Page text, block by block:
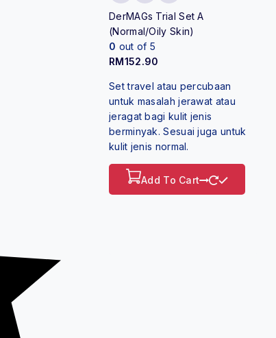
DerMAGs Trial Set A
(Normal/Oily Skin)
0 out of 5
RM152.90
Set travel atau percubaan
untuk masalah jerawat atau
jeragat bagi kulit jenis
berminyak. Sesuai juga untuk
kulit jenis normal.
Add To Cart